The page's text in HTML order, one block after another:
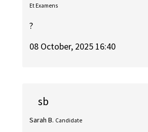
Et Examens
?
08 October, 2025 16:40
sb
Sarah B. Candidate